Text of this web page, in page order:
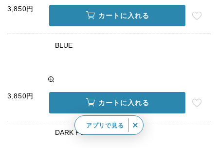
3,850円
カートに入れる
BLUE
3,850円
カートに入れる
DARK PURPLE
アプリで見る